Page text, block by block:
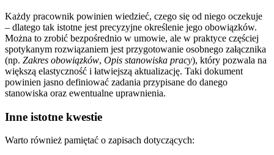
Każdy pracownik powinien wiedzieć, czego się od niego oczekuje
– dlatego tak istotne jest precyzyjne określenie jego obowiązków.
Można to zrobić bezpośrednio w umowie, ale w praktyce częściej
spotykanym rozwiązaniem jest przygotowanie osobnego załącznika
(np. Zakres obowiązków, Opis stanowiska pracy), który pozwala na
większą elastyczność i łatwiejszą aktualizację. Taki dokument
powinien jasno definiować zadania przypisane do danego
stanowiska oraz ewentualne uprawnienia.
Inne istotne kwestie
Warto również pamiętać o zapisach dotyczących: